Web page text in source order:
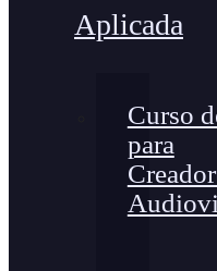
Aplicada
Curso
para